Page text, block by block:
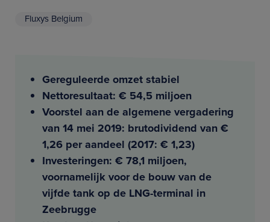
Fluxys Belgium
Gereguleerde omzet stabiel
Nettoresultaat: € 54,5 miljoen
Voorstel aan de algemene vergadering
van 14 mei 2019: brutodividend van €
1,26 per aandeel (2017: € 1,23)
Investeringen: € 78,1 miljoen,
voornamelijk voor de bouw van de
vijfde tank op de LNG-terminal in
Zeebrugge